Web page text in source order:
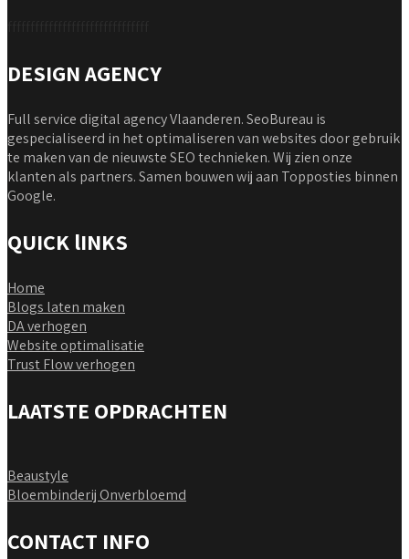
DESIGN AGENCY
Full service digital agency Vlaanderen. SeoBureau is
gespecialiseerd in het optimaliseren van websites door gebruik
te maken van de nieuwste SEO technieken. Wij zien onze
klanten als partners. Samen bouwen wij aan Topposties binnen
Google.
QUICK lINKS
Home
Blogs laten maken
DA verhogen
Website optimalisatie
Trust Flow verhogen
LAATSTE OPDRACHTEN
Beaustyle
Bloembinderij Onverbloemd
CONTACT INFO